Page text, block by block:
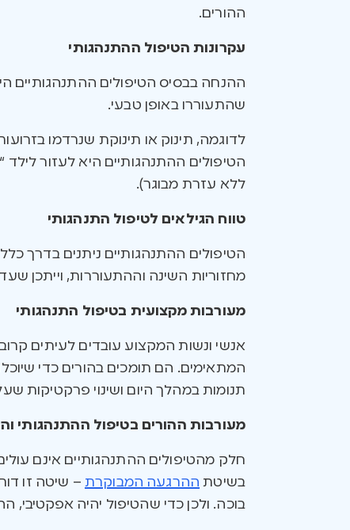
ההורים.
עקרונות הטיפול ההתנהגותי
ההנחה בבסיס הטיפולים ההתנהגותיים
שהתעוררו באופן טבעי.
לדוגמה, תינוק או תינוקת שנרדמו
הטיפולים ההתנהגותיים היא לעזור
ללא עזרת מבוגר).
טווח הגילאים לטיפול התנהגותי
הטיפולים ההתנהגותיים ניתנים בדרך
מחזוריות השינה וההתעוררות, וייתכן
מעורבות מקצועית בטיפול התנהגותי
אנשי ונשות המקצוע עובדים לעיתים
המתאימים. הם תומכים בהורים כדי
תנומות במהלך היום ושינוי פרקטיקות
מעורבות ההורים בטיפול ההתנהגותי
חלק מהטיפולים ההתנהגותיים אינם
בשיטת ההרגעה המבוקרת – שיטה זו
בוכה. ולכן כדי שהטיפול יהיה אפקטיבי,